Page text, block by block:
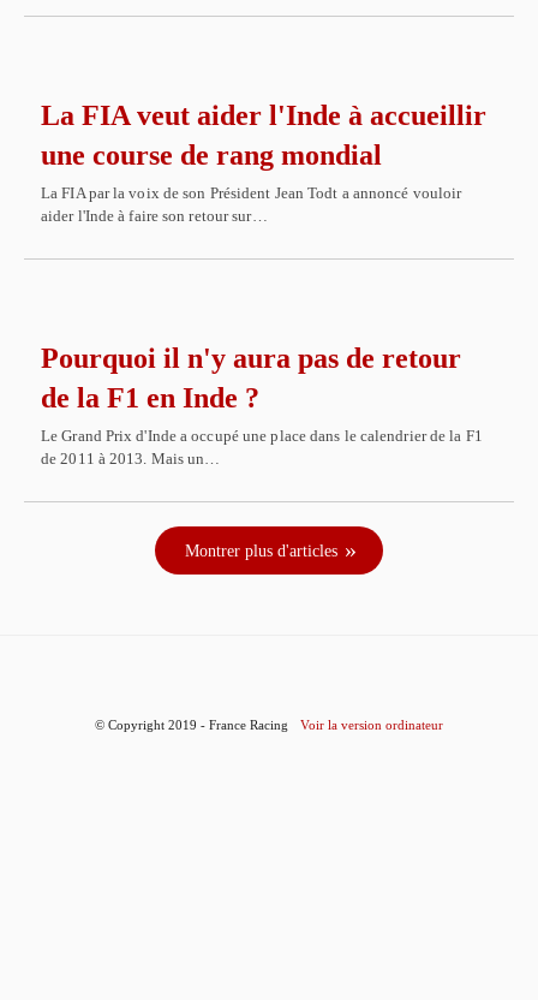
La FIA veut aider l'Inde à accueillir
une course de rang mondial
La FIA par la voix de son Président Jean Todt a annoncé vouloir
aider l'Inde à faire son retour sur…
Pourquoi il n'y aura pas de retour
de la F1 en Inde ?
Le Grand Prix d'Inde a occupé une place dans le calendrier de la F1
de 2011 à 2013. Mais un…
Montrer plus d'articles
© Copyright 2019 - France Racing Voir la version ordinateur